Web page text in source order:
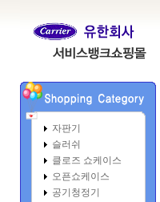
자판기
슬러쉬
클로즈 쇼케이스
오픈쇼케이스
공기청정기